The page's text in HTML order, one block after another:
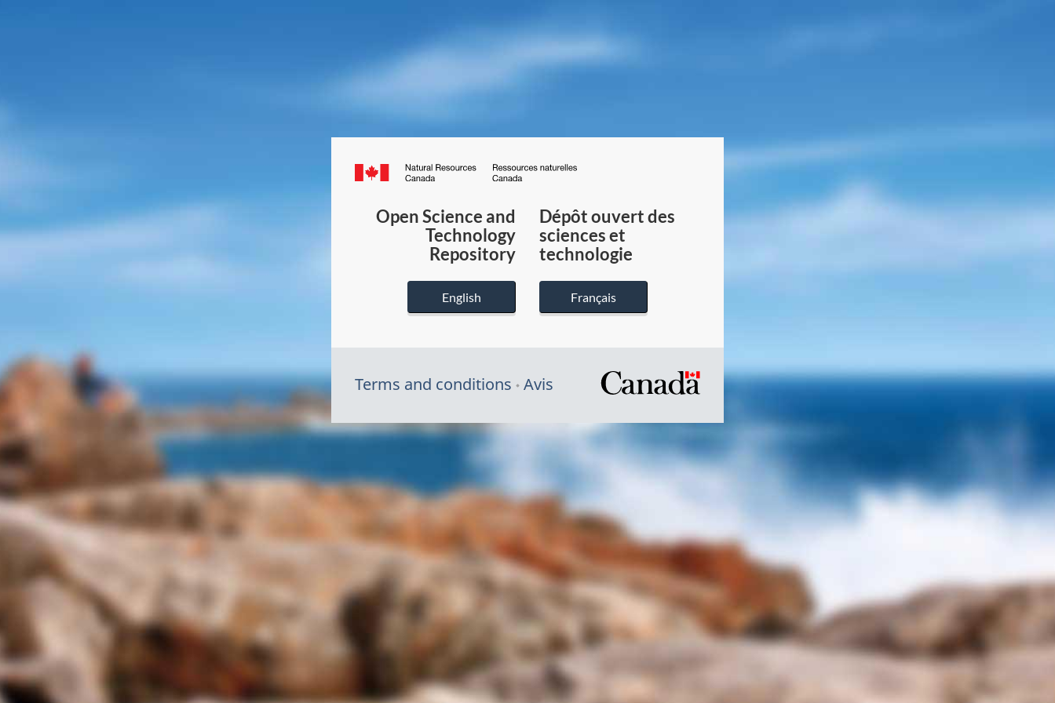
Canada.ca
du
Canada
Open Science and
Technology
Repository
English
Dépôt ouvert des
sciences et
technologie
Français
Terms and conditions Avis
/
gouvernement